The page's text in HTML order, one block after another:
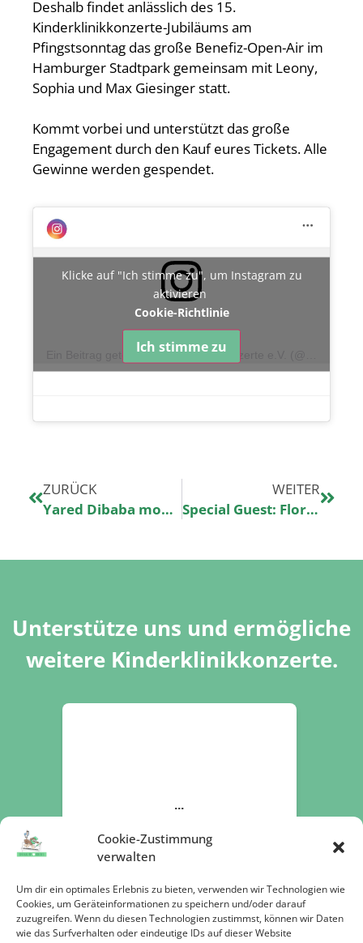
Cookie-Zustimmung
verwalten
Um dir ein optimales Erlebnis zu bieten, verwenden wir Technologien wie
Cookies, um Geräteinformationen zu speichern und/oder darauf
zuzugreifen. Wenn du diesen Technologien zustimmst, können wir Daten
wie das Surfverhalten oder eindeutige IDs auf dieser Website
Deshalb findet anlässlich des 15.
Kinderklinikkonzerte-Jubiläums am
Pfingstsonntag das große Benefiz-Open-Air im
Hamburger Stadtpark gemeinsam mit Leony,
Sophia und Max Giesinger statt.
Kommt vorbei und unterstützt das große
Engagement durch den Kauf eures Tickets. Alle
Gewinne werden gespendet.
Klicke auf "Ich stimme zu", um Instagram zu
aktivieren
Cookie-Richtlinie
Ich stimme zu
ZURÜCK
Yared Dibaba moderiert „15 Jahre Kinderklinikkonzerte“!
WEITER
Special Guest: Florian Künstler bei „15 Jahre Kinderklinikkonzerte!“
Unterstütze uns und ermögliche
weitere Kinderklinikkonzerte.